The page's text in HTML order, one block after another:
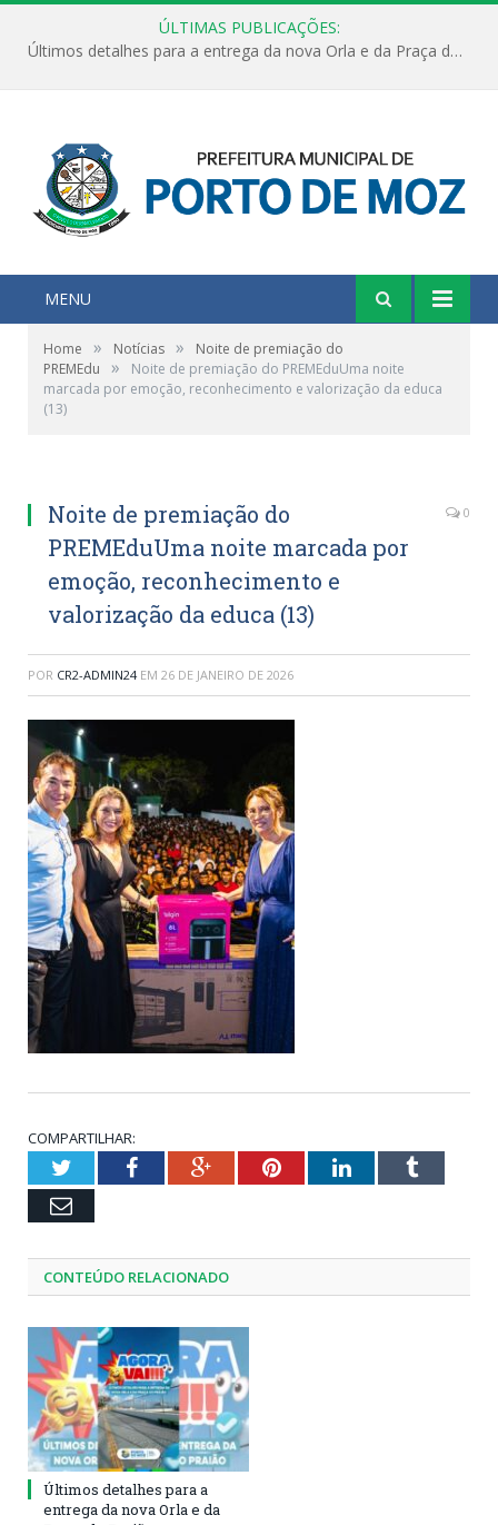
ÚLTIMAS PUBLICAÇÕES:
Últimos detalhes para a entrega da nova Orla e da Praça do Praião
MENU
Home » Notícias »
Noite de premiação do
PREMEdu
»
Noite de premiação do PREMEduUma noite
marcada por emoção, reconhecimento e valorização da educa
(13)
Noite de premiação do
PREMEduUma noite marcada por
emoção, reconhecimento e
valorização da educa (13)
0
POR CR2-ADMIN24 EM 26 DE JANEIRO DE 2026
COMPARTILHAR:
TwitterFacebookGoogle+PinterestLinkedInTumblr
Email
CONTEÚDO RELACIONADO
Últimos detalhes para a
entrega da nova Orla e da